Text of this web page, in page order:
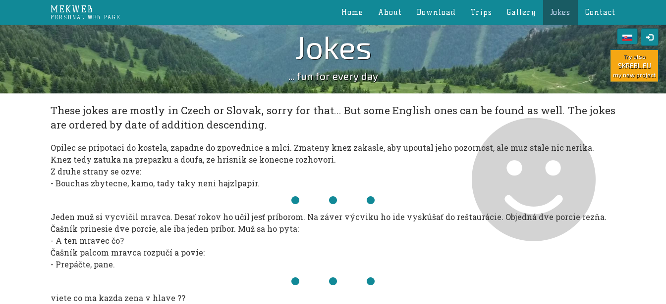
MEKWEB
PERSONAL WEB PAGE
Home About Download Trips Gallery Jokes Contact
Jokes
... fun for every day
Try also
SKREBL.EU
my new project
These jokes are mostly in Czech or Slovak, sorry for that... But some English ones can be found as well. The jokes
are ordered by date of addition descending.
Opilec se pripotaci do kostela, zapadne do zpovednice a mlci. Zmateny knez zakasle, aby upoutal jeho pozornost, ale muz stale nic nerika.
Knez tedy zatuka na prepazku a doufa, ze hrisnik se konecne rozhovori.
Z druhe strany se ozve:
- Bouchas zbytecne, kamo, tady taky neni hajzlpapir.
Jeden muž si vycvičil mravca. Desať rokov ho učil jesť príborom. Na záver výcviku ho ide vyskúšať do reštaurácie. Objedná dve porcie rezňa.
Čašník prinesie dve porcie, ale iba jeden príbor. Muž sa ho pyta:
- A ten mravec čo?
Čašník palcom mravca rozpučí a povie:
- Prepáčte, pane.
viete co ma kazda zena v hlave ??